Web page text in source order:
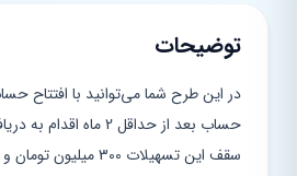
توضیحات
در این طرح شما می‌توانید با افتتاح
حساب بعد از حداقل 2 ماه